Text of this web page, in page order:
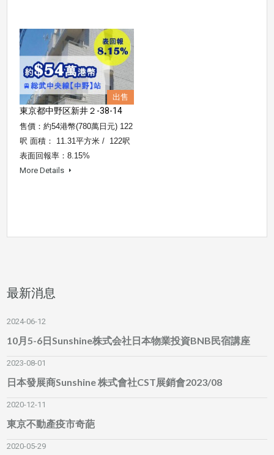
出售
東京都中野区新井２-38-14
售價：約54港幣(780萬日元) 122
呎 面積： 11.31平方米 / 122呎
表面回報率：8.15%
More Details
最新消息
2024-06-12
10月5-6日Sunshine株式会社日本物業投資BNB民宿講座
2023-08-01
日本發展商Sunshine 株式會社CST展銷會2023/08
2020-12-11
東京不動產疫市奇葩
2020-05-29